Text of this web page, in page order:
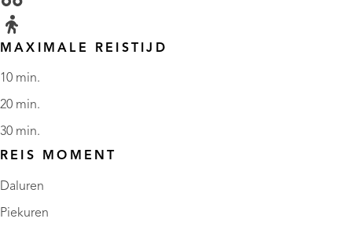
MAXIMALE REISTIJD
10 min.
20 min.
30 min.
REIS MOMENT
Daluren
Piekuren